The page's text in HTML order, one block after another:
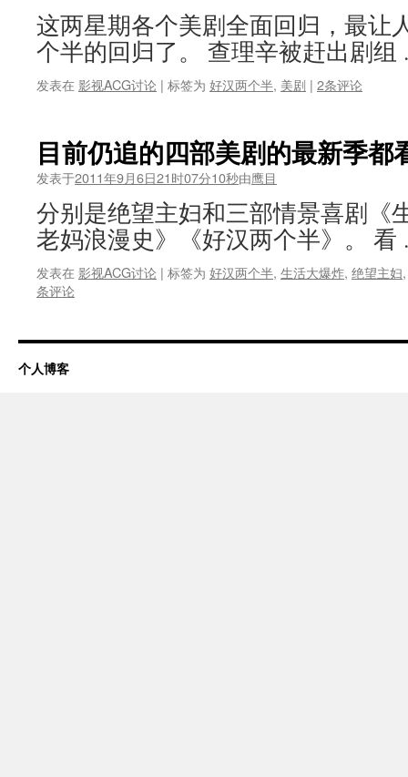
这两星期各个美剧全面回归，最让
个半的回归了。 查理辛被赶出剧
发表在 影视ACG讨论 | 标签为 好汉两个半, 美剧 | 2条评论
目前仍追的四部美剧的最新季都
发表于2011年9月6日21时07分10秒由鹰目
分别是绝望主妇和三部情景喜剧《
老妈浪漫史》《好汉两个半》。
发表在 影视ACG讨论 | 标签为 好汉两个半, 生活大爆炸, 绝望主妇
条评论
个人博客